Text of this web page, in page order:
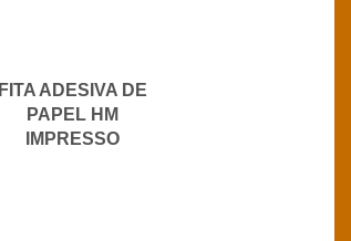
FITA ADESIVA DE
PAPEL HM
IMPRESSO